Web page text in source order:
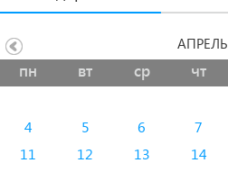
пн вт ср чт
4
5 6 7
11
12 13 14
АПРЕЛЬ